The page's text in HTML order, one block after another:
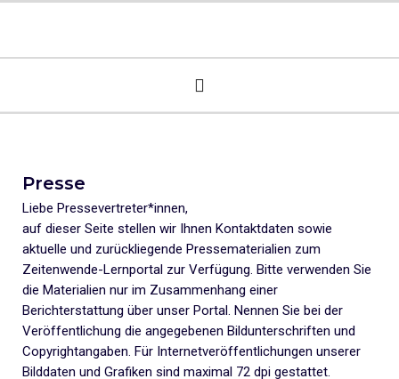
Presse
Liebe Pressevertreter*innen,
auf dieser Seite stellen wir Ihnen Kontaktdaten sowie
aktuelle und zurückliegende Pressematerialien zum
Zeitenwende-Lernportal zur Verfügung. Bitte verwenden Sie
die Materialien nur im Zusammenhang einer
Berichterstattung über unser Portal. Nennen Sie bei der
Veröffentlichung die angegebenen Bildunterschriften und
Copyrightangaben. Für Internetveröffentlichungen unserer
Bilddaten und Grafiken sind maximal 72 dpi gestattet.